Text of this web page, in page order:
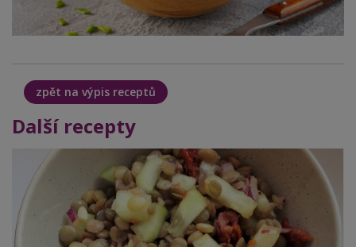
zpět na výpis receptů
Další recepty